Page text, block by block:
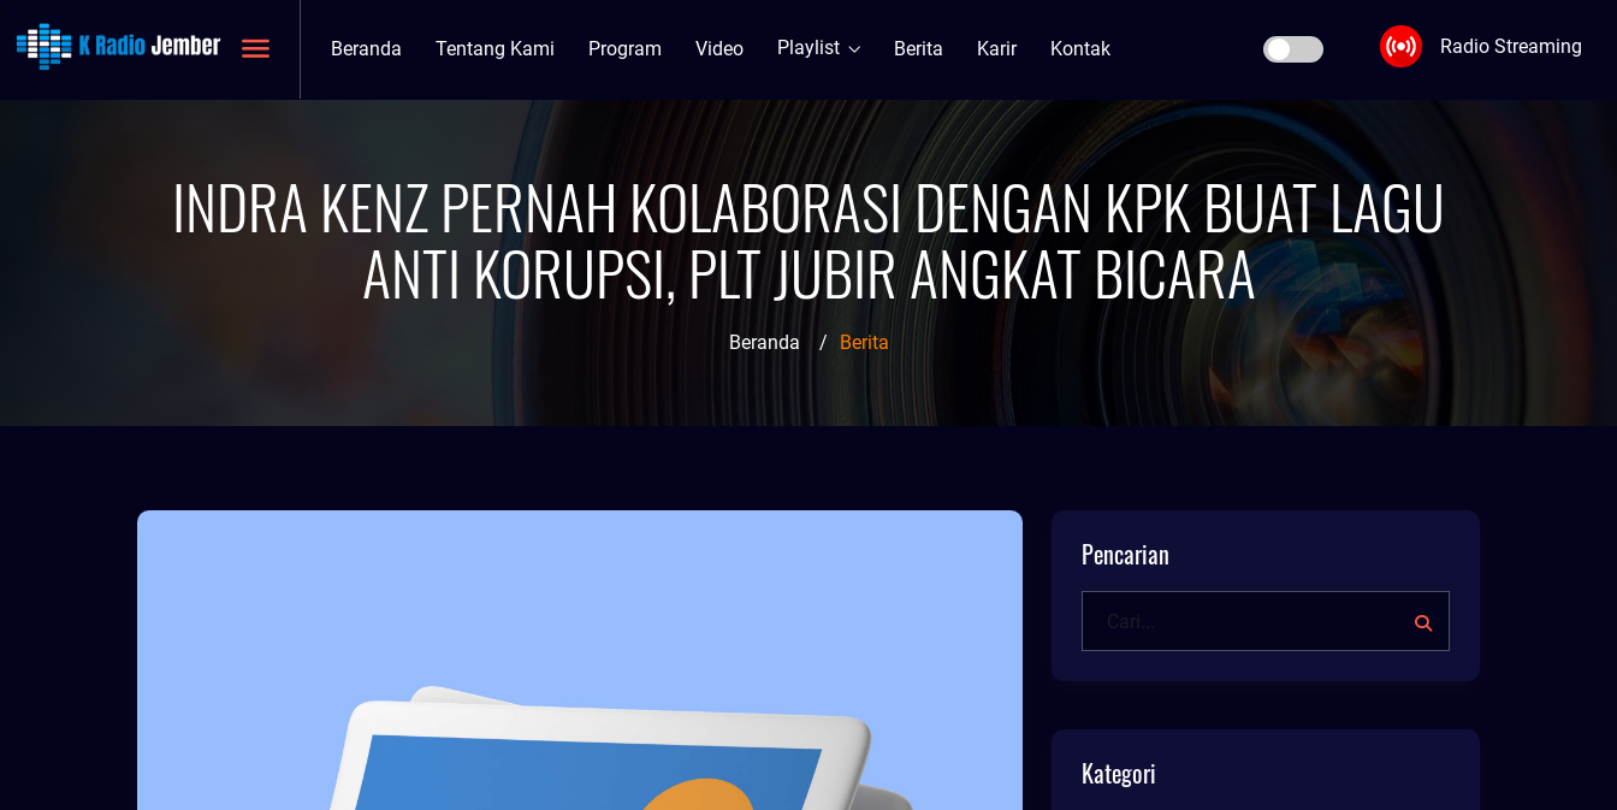
Radio Streaming
Beranda Tentang Kami Program Video Playlist Berita Karir Kontak
INDRA KENZ PERNAH KOLABORASI DENGAN KPK BUAT LAGU
ANTI KORUPSI, PLT JUBIR ANGKAT BICARA
Beranda / Berita
Pencarian
Kategori